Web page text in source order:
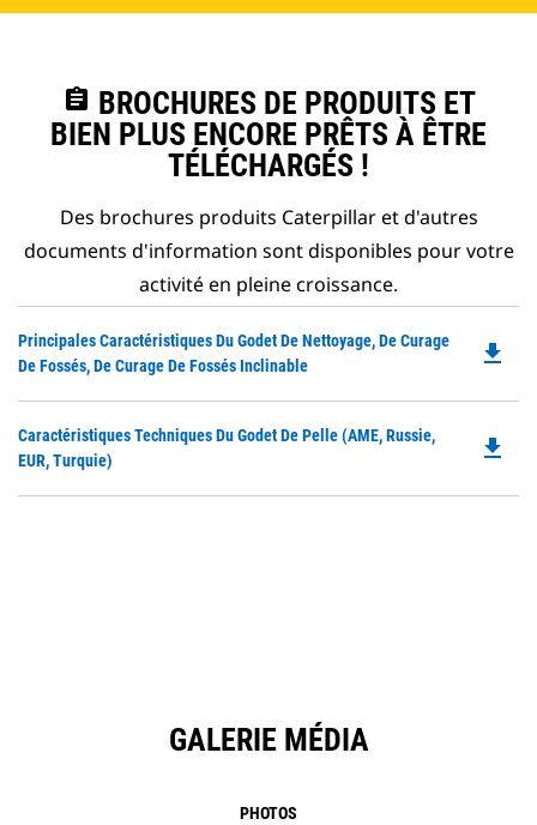
assignment BROCHURES DE PRODUITS ET
BIEN PLUS ENCORE PRÊTS À ÊTRE
TÉLÉCHARGÉS !
Des brochures produits Caterpillar et d'autres
documents d'information sont disponibles pour votre
activité en pleine croissance.
Principales Caractéristiques Du Godet De Nettoyage, De Curage
De Fossés, De Curage De Fossés Inclinable
file_download
Caractéristiques Techniques Du Godet De Pelle (AME, Russie,
EUR, Turquie)
file_download
GALERIE MÉDIA
PHOTOS